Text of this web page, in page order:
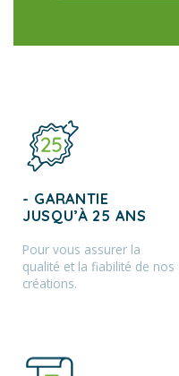
- GARANTIE
JUSQU’À 25 ANS
Pour vous assurer la
qualité et la fiabilité de nos
créations.